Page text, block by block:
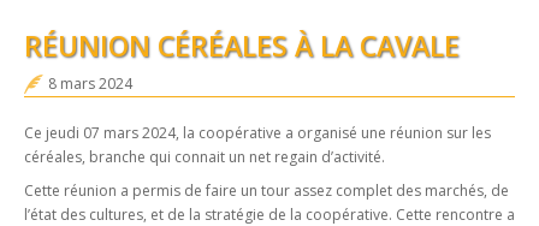
RÉUNION CÉRÉALES À LA CAVALE
8 mars 2024
Ce jeudi 07 mars 2024, la coopérative a organisé une réunion sur les
céréales, branche qui connait un net regain d’activité.
Cette réunion a permis de faire un tour assez complet des marchés, de
l’état des cultures, et de la stratégie de la coopérative. Cette rencontre a